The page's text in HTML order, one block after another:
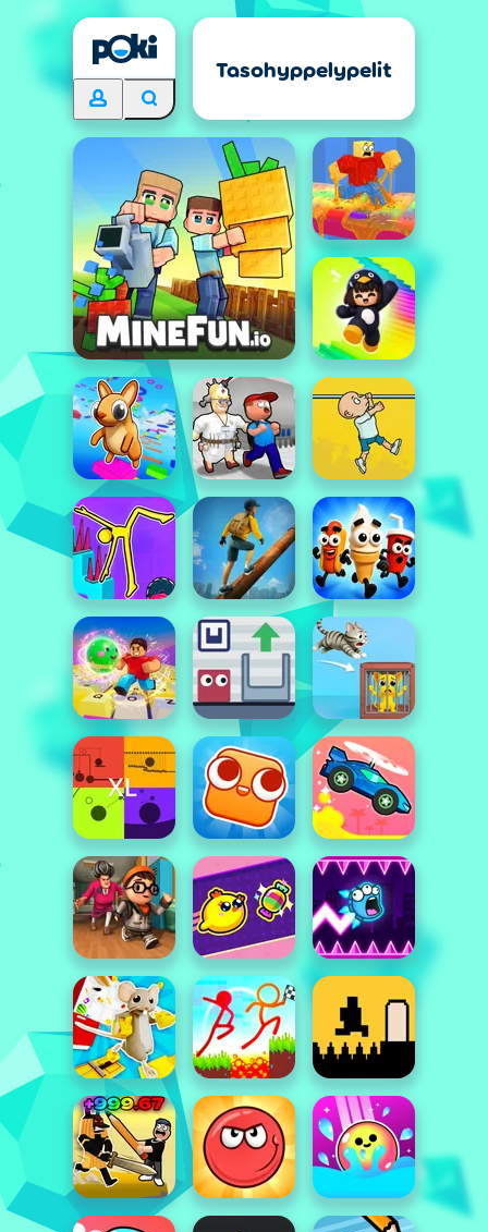
Tasohyppelypelit